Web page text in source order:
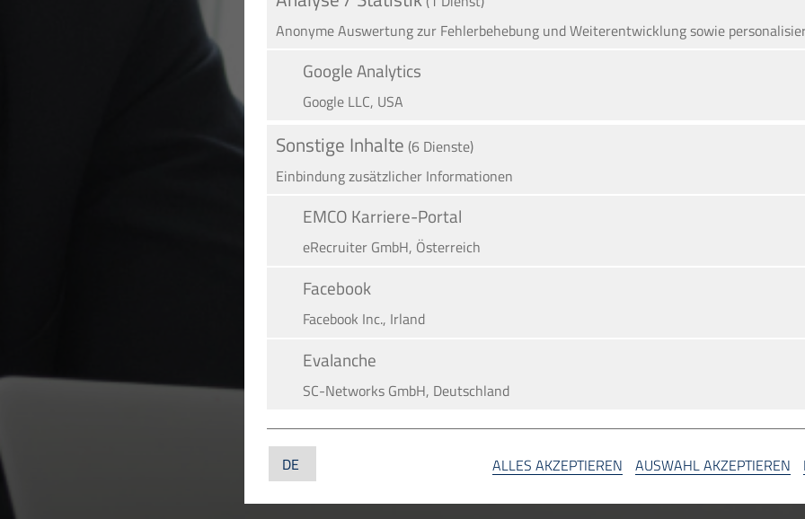
Anonyme Auswertung zur Fehlerbehebung und Weiterentwicklung sowie
Google Analytics
Google LLC, USA
Sonstige Inhalte (6 Dienste)
Einbindung zusätzlicher Informationen
EMCO Karriere-Portal
eRe­crui­ter GmbH, Österreich
Facebook
Facebook Inc., Irland
Evalanche
SC-Networks GmbH, Deutschland
Google Maps
YouTube
ALLES AKZEPTIEREN AUSWAHL AKZEPTIEREN